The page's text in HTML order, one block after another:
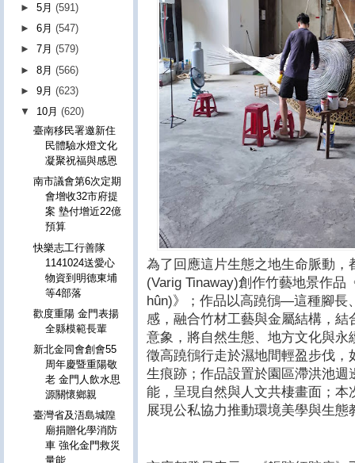
為了回應這片生態之地生命脈動
(Varig Tinaway)創作竹藝地景作品
hûn)》；作品以高蹺鴴—這種腳長
感，融合竹材工藝與金屬結構，
意象，將自然生態、地方文化與
徵高蹺鴴行走於濕地間輕盈步伐
生痕跡；作品設置於園區滯洪池
能，呈現自然與人文共棲畫面；
展現公私協力推動環境美學與生態
►5月(591)
►6月(547)
►7月(579)
►8月(566)
►9月(623)
▼ 10月(620)
臺南移民署邀新住
民體驗水燈文化
凝聚祝福與感恩
南市議會第6次定期
會增收32市府提
案 墊付增近22億
預算
快樂志工行善隊
1141024送愛心
物資到明德東埔
等4部落
歡度重陽 金門表揚
全縣模範長輩
新北金同會創會55
周年慶暨重陽敬
老 金門人飲水思
源關懷鄉親
臺灣省及浯島城隍
廟捐贈化學消防
車 強化金門救災
量能